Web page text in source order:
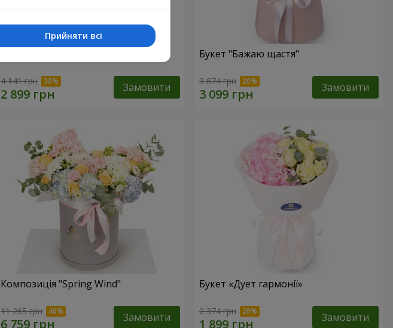
4 141 грн Замовити
Букет "Бажаю щастя"
3 874 грн Замовити
Композиція "Spring Wind"
11 265 грн Замовити
Букет «Дует гармонії»
2 374 грн Замовити
Прийняти всі